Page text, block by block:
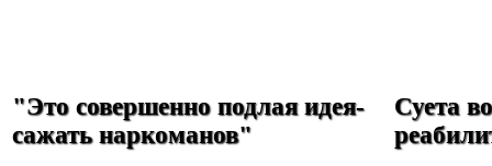
"Это совершенно подлая идея-
сажать наркоманов"
Суета